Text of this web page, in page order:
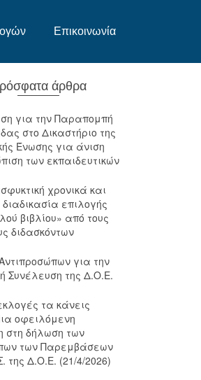
Επικοινωνία
άρθρα
για την Παραπομπή
στο Δικαστήριο της
Ένωσης για άνιση
των εκπαιδευτικών
χρονικά και
επιλογής
βιβλίου» από τους
διδασκόντων
για την
Συνέλευση της Δ.Ο.Ε.
τα κάνεις
οφειλόμενη
στη δήλωση των
των Παρεμβάσεων
της Δ.Ο.Ε. (21/4/2026)